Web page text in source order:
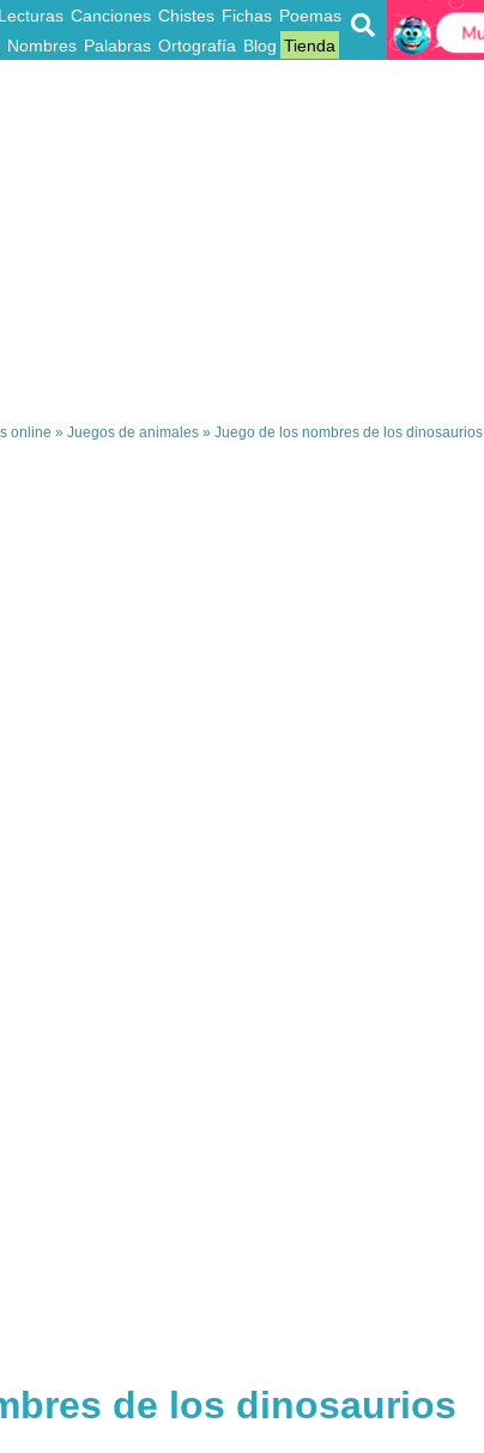
Lecturas Canciones Chistes Fichas Poemas
Nombres Palabras Ortografía Blog Tienda
online » Juegos de animales» Juego de los nombres de los dinosaurios
de los dinosaurios